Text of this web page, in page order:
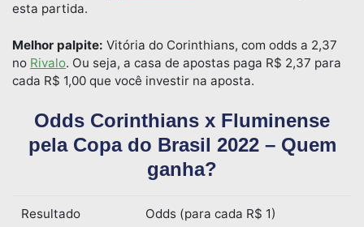
esta partida.
Melhor palpite: Vitória do Corinthians, com odds a 2,37
no Rivalо. Ou seja, a casa de apostas paga R$ 2,37 para
cada R$ 1,00 que você investir na aposta.
Odds Corinthians x Fluminense
pela Copa do Brasil 2022 – Quem
ganha?
Resultado Odds (para cada R$ 1)